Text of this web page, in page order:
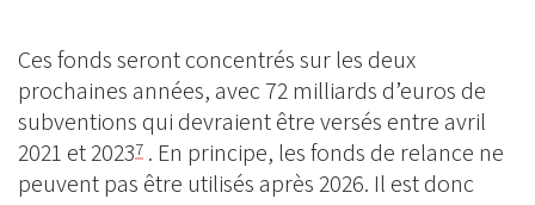
Ces fonds seront concentrés sur les deux
prochaines années, avec 72 milliards d’euros de
subventions qui devraient être versés entre avril
2021 et 20237 . En principe, les fonds de relance ne
peuvent pas être utilisés après 2026. Il est donc